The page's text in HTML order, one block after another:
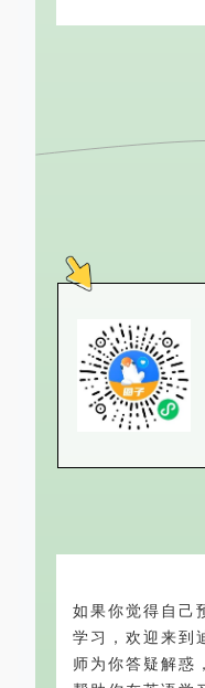
如果你觉得自己
学习，欢迎来到
师为你答疑解惑